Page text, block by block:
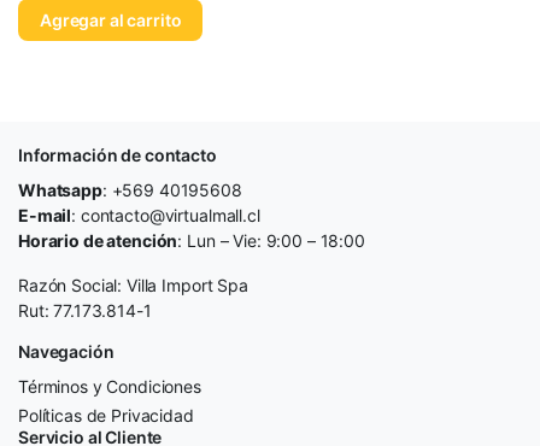
Agregar al carrito
Información de contacto
Whatsapp: +569 40195608
E-mail: contacto@virtualmall.cl
Horario de atención: Lun – Vie: 9:00 – 18:00
Razón Social: Villa Import Spa
Rut: 77.173.814-1
Navegación
Términos y Condiciones
Políticas de Privacidad
Servicio al Cliente